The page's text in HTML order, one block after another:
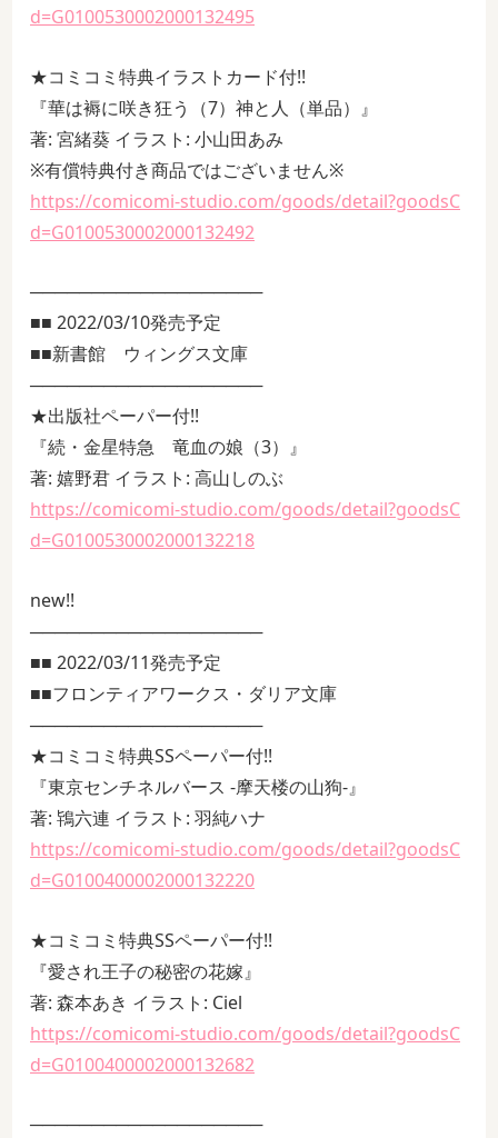
d=G0100530002000132495
★コミコミ特典イラストカード付!!
『華は褥に咲き狂う（7）神と人（単品）』
著: 宮緒葵 イラスト: 小山田あみ
※有償特典付き商品ではございません※
https://comicomi-studio.com/goods/detail?goodsC
d=G0100530002000132492
───────────────────
■■ 2022/03/10発売予定
■■新書館 ウィングス文庫
───────────────────
★出版社ペーパー付!!
『続・金星特急 竜血の娘（3）』
著: 嬉野君 イラスト: 高山しのぶ
https://comicomi-studio.com/goods/detail?goodsC
d=G0100530002000132218
new!!
───────────────────
■■ 2022/03/11発売予定
■■フロンティアワークス・ダリア文庫
───────────────────
★コミコミ特典SSペーパー付!!
『東京センチネルバース ‐摩天楼の山狗‐』
著: 鴇六連 イラスト: 羽純ハナ
https://comicomi-studio.com/goods/detail?goodsC
d=G0100400002000132220
★コミコミ特典SSペーパー付!!
『愛され王子の秘密の花嫁』
著: 森本あき イラスト: Ciel
https://comicomi-studio.com/goods/detail?goodsC
d=G0100400002000132682
───────────────────